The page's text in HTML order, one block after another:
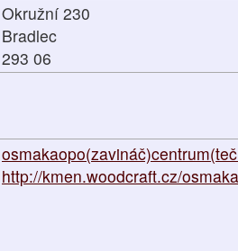
Okružní 230
Bradlec
293 06
http://kmen.woodcraft.cz/